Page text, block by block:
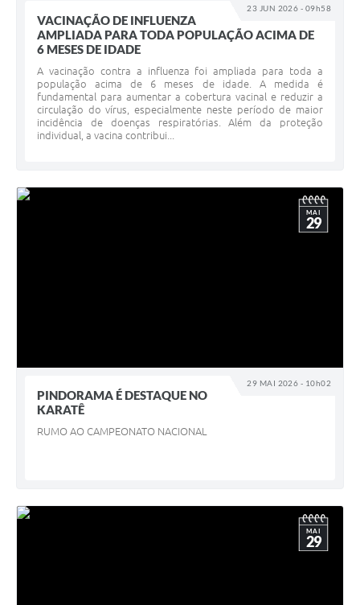
Agenda
Diário Oficial
Contato
23 JUN 2026 - 09h58
VACINAÇÃO DE INFLUENZA
AMPLIADA PARA TODA POPULAÇÃO ACIMA DE
6 MESES DE IDADE
A vacinação contra a influenza foi ampliada para toda a
população acima de 6 meses de idade. A medida é
fundamental para aumentar a cobertura vacinal e reduzir a
circulação do vírus, especialmente neste período de maior
incidência de doenças respiratórias. Além da proteção
individual, a vacina contribui...
29 MAI 2026 - 10h02
MAI
29
PINDORAMA É DESTAQUE NO
KARATÊ
RUMO AO CAMPEONATO NACIONAL
MAI
29